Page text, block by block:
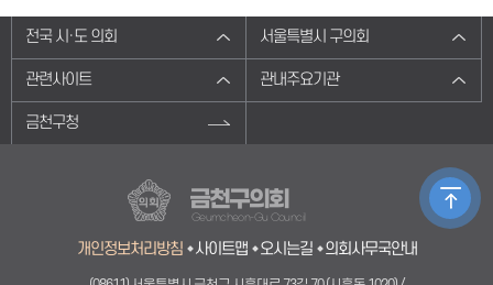
전국 시·도 의회 서울특별시 구의회
관련사이트 관내주요기관
금천구청
금천구의회
Geumcheon-Gu Council
개인정보처리방침 사이트맵 오시는길 의회사무국안내